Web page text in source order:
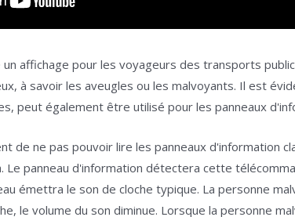
un affichage pour les voyageurs des transports
à savoir les aveugles ou les malvoyants. Il est
peut également être utilisé pour les panneaux
de ne pas pouvoir lire les panneaux d'information
Le panneau d'information détectera cette
émettra le son de cloche typique. La personne
le volume du son diminue. Lorsque la personne